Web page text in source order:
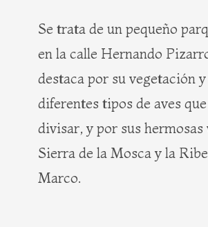
Se trata de un pequeño
en la calle Hernando
destaca por su vegetación
diferentes tipos de aves
divisar, y por sus hermosas
Sierra de la Mosca y la
Marco.